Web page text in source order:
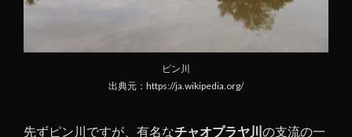
ピン川
出典元：https://ja.wikipedia.org/
先ずピン川ですが、有名なチャオプラヤ川の支流の一